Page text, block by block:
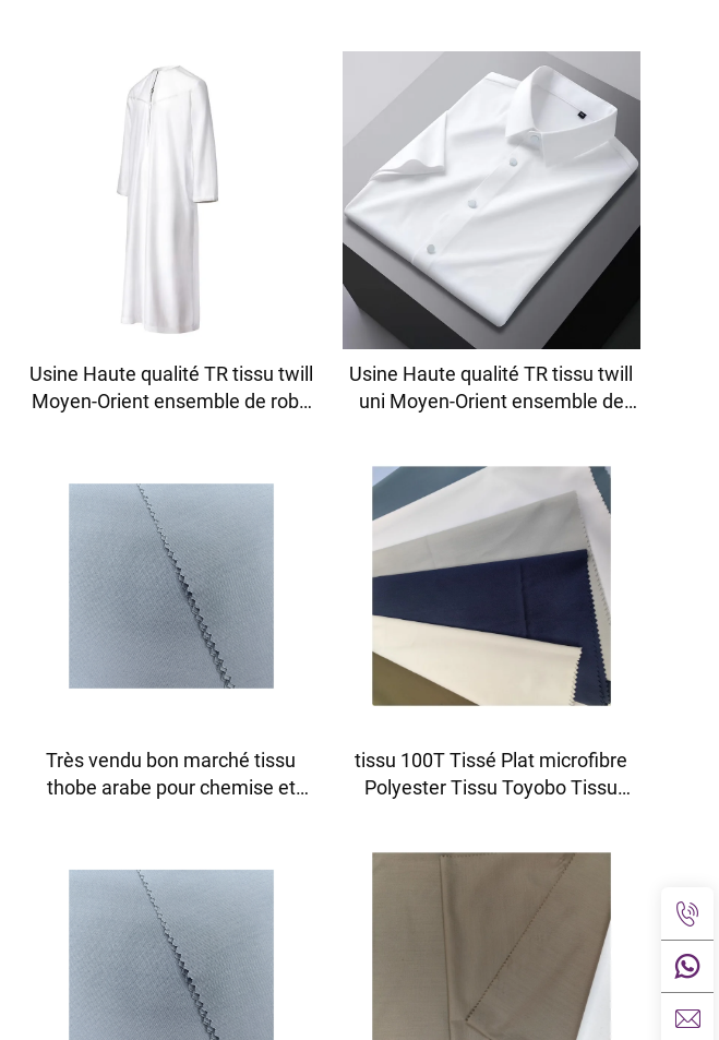
Usine Haute qualité TR tissu twill
Moyen-Orient ensemble de robe
Usine Haute qualité TR tissu twill
uni Moyen-Orient ensemble de
Très vendu bon marché tissu
thobe arabe pour chemise et
tissu 100T Tissé Plat microfibre
Polyester Tissu Toyobo Tissu